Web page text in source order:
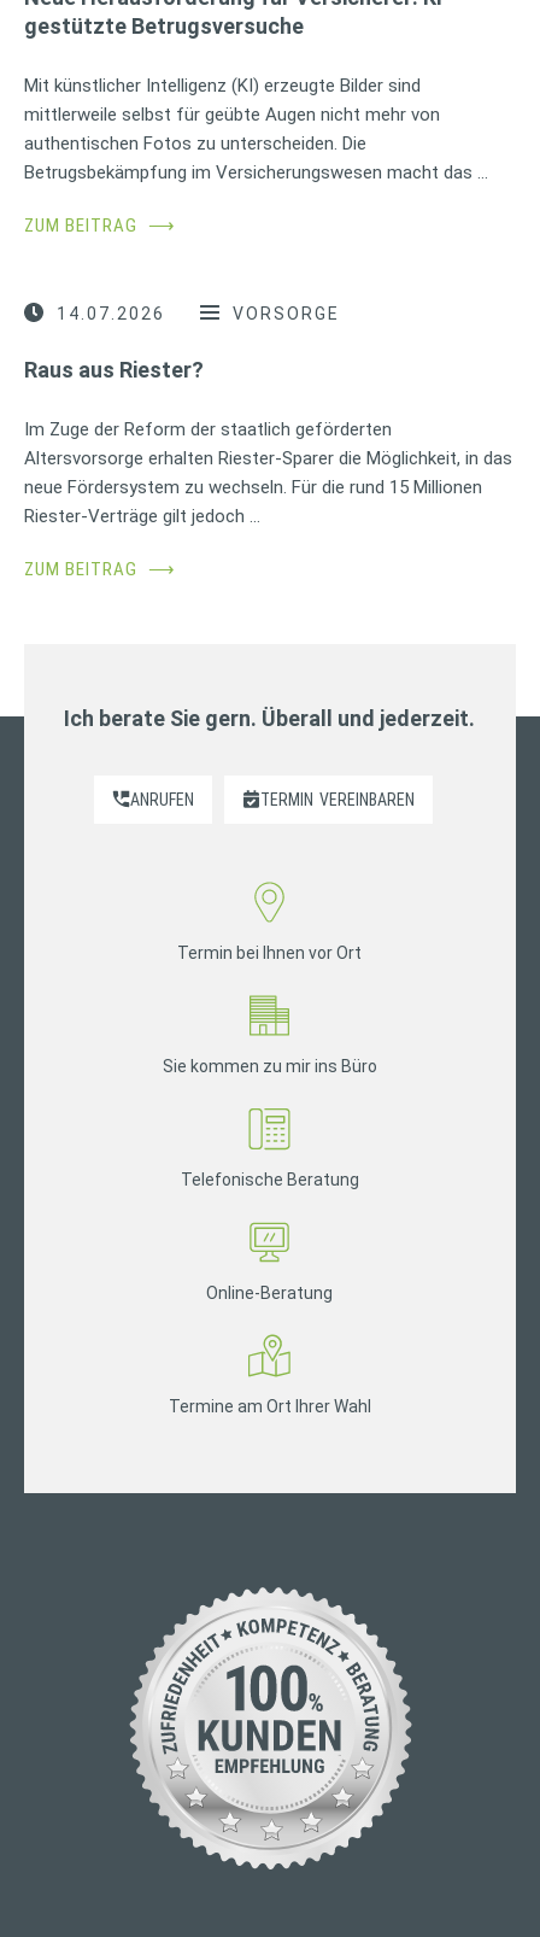
gestützte Betrugsversuche
Mit künstlicher Intelligenz (KI) erzeugte Bilder sind
mittlerweile selbst für geübte Augen nicht mehr von
authentischen Fotos zu unterscheiden. Die
Betrugsbekämpfung im Versicherungswesen macht das …
ZUM BEITRAG ⟶
14.07.2026 VORSORGE
Raus aus Riester?
Im Zuge der Reform der staatlich geförderten
Altersvorsorge erhalten Riester-Sparer die Möglichkeit, in das
neue Fördersystem zu wechseln. Für die rund 15 Millionen
Riester-Verträge gilt jedoch …
ZUM BEITRAG ⟶
Ich berate Sie gern. Überall und jederzeit.
ANRUFEN TERMIN VEREINBAREN
Termin bei Ihnen vor Ort
Sie kommen zu mir ins Büro
Telefonische Beratung
Online-Beratung
Termine am Ort Ihrer Wahl